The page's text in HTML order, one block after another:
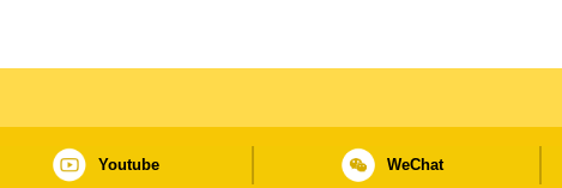
Youtube WeChat